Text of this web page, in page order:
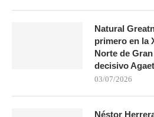
Natural
primero en la
Norte de
decisivo
03/07/2026
Néstor